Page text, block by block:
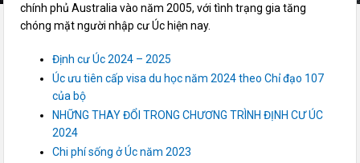
chính phủ Australia vào năm 2005, với tình trạng gia tăng
chóng mặt người nhập cư Úc hiện nay.
Định cư Úc 2024 – 2025
Úc ưu tiên cấp visa du học năm 2024 theo Chỉ đạo 107
của bộ
NHỮNG THAY ĐỔI TRONG CHƯƠNG TRÌNH ĐỊNH CƯ ÚC
2024
Chi phí sống ở Úc năm 2023